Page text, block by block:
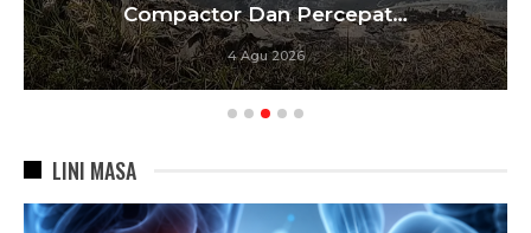
Dan…
3 Agu 2026
LINI MASA